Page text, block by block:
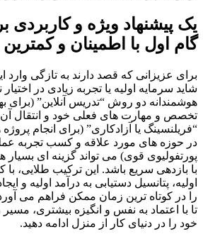
یک پیشنهاد ویژه و کاربردی
گام اول با اطمینان و
برای عزیزانی که قصد دارند به تازگی
شاید سرمایه اولیه یا تجربه زیادی در اختیار
هوشمندانه دو روش “تدریس آنلاین” (برای
تخصص و مهارت های فعلی خود و انتقال آن
“فریلنسینگ یا آزادکاری” (برای انجام
در حوزه های مورد علاقه و کسب تجربه
پورتفولیوی قوی) می تواند گزینه ای
با بازدهی سریع باشد. این ترکیب طلایی، با
اولیه، پتانسیل دستیابی به درآمد اولیه و
را در کوتاه ترین زمان ممکن فراهم می
تا با اعتماد به نفس و انگیزه بیشتری،
خود را در دنیای کار از منزل ادامه دهید.